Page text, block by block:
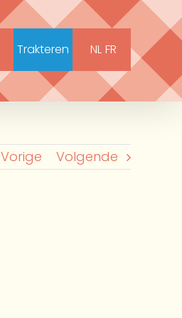
Trakteren NL FR
Vorige Volgende